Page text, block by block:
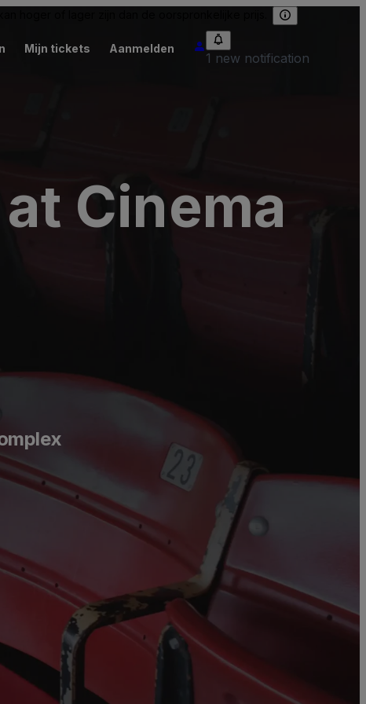
Mijn tickets Aanmelden
1 new notification
Cinema